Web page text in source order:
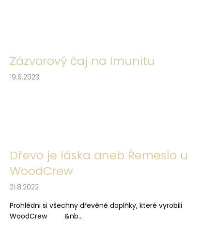
Zázvorový čaj na Imunitu
19.9.2023
Dřevo je láska aneb Řemeslo u
WoodCrew
21.8.2022
Prohlédni si všechny dřevěné doplňky, které vyrobili
WoodCrew &nb...